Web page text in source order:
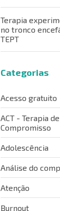
Terapia
no tronco
TEPT
Categorias
Acesso gratuito
ACT - Terapia
Compromisso
Adolescência
Análise do
Atenção
Burnout